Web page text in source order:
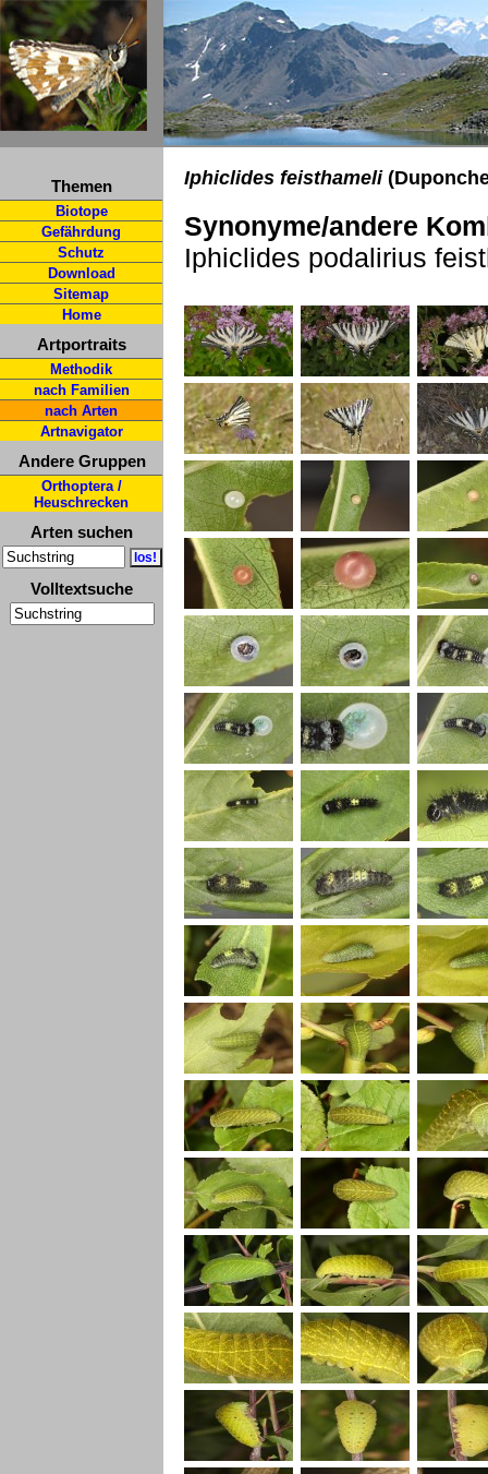
Themen
Biotope
Gefährdung
Schutz
Download
Sitemap
Home
Artportraits
Methodik
nach Familien
nach Arten
Artnavigator
Andere Gruppen
Orthoptera /
Heuschrecken
Arten suchen
Volltextsuche
Iphiclides feisthameli
Synonyme/andere
Iphiclides podalirius